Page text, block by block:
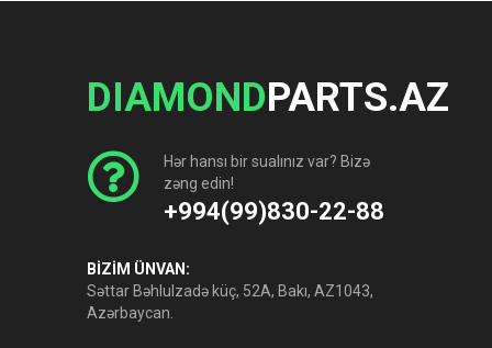
DIAMONDPARTS.AZ
Hər hansı bir sualınız var? Bizə
zəng edin!
+994(99)830-22-88
BİZİM ÜNVAN:
Səttar Bəhlulzadə küç, 52A, Bakı, AZ1043,
Azərbaycan.